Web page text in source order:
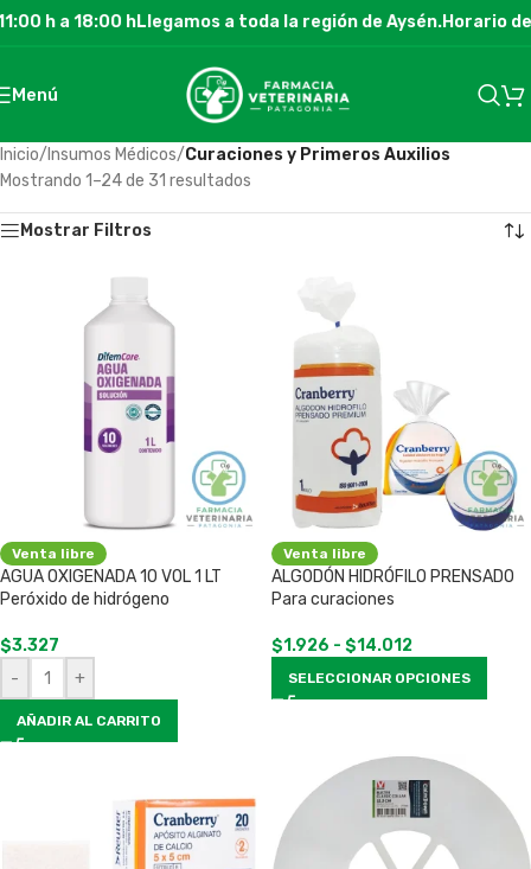
h a 18:00 hLlegamos a toda la región de Aysén.Horario de
Menú
Inicio/ Insumos Médicos/Curaciones y Primeros Auxilios
Mostrando 1–24 de 31 resultados
Mostrar Filtros
Venta libre
AGUA OXIGENADA 10 VOL 1 LT
Peróxido de hidrógeno
$3.327
-
+
AÑADIR AL CARRITO
Venta libre
ALGODÓN HIDRÓFILO PRENSADO
Para curaciones
$1.926 - $14.012
SELECCIONAR OPCIONES